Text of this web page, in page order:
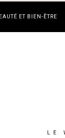
ET BIEN-ÊTRE
LE